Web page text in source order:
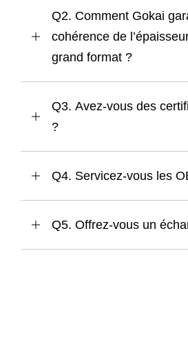
Q2. Comment Gokai
cohérence de
grand format ?
Q3. Avez-vous des
?
Q4. Servicez-vous les
Q5. Offrez-vous un